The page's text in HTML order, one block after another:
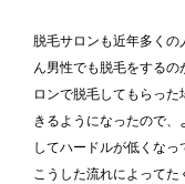
脱毛サロンも近年多く
ん男性でも脱毛をする
ロンで脱毛してもらっ
きるようになったので
してハードルが低くな
こうした流れによって